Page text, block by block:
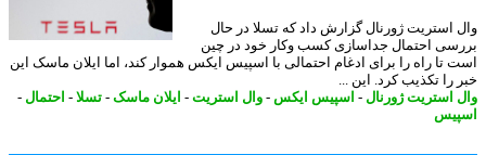
استریت ژورنال گزارش داد که تسلا در حال
احتمال جداسازی کسب وکار خود در چین
تا راه را برای ادغام احتمالی با اسپیس ایکس هموار کند، اما ایلان ماسک این
را تکذیب کرد. این ...
استریت ژورنال-اسپیس ایکس-وال استریت-ایلان ماسک-تسلا -احتمال-